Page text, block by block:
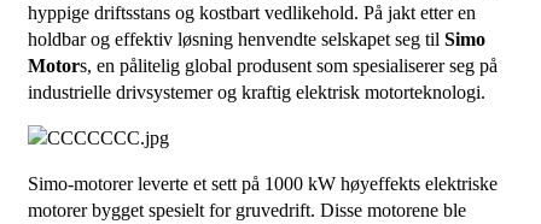
hyppige driftsstans og kostbart vedlikehold. På jakt etter en
holdbar og effektiv løsning henvendte selskapet seg til Simo
Motors, en pålitelig global produsent som spesialiserer seg på
industrielle drivsystemer og kraftig elektrisk motorteknologi.
Simo-motorerleverte et sett på 1000 kW høyeffekts elektriske
motorerbygget spesielt for gruvedrift. Disse motorene ble